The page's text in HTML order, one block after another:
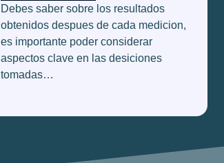
Debes saber sobre los resultados
obtenidos despues de cada medicion,
es importante poder considerar
aspectos clave en las desiciones
tomadas…